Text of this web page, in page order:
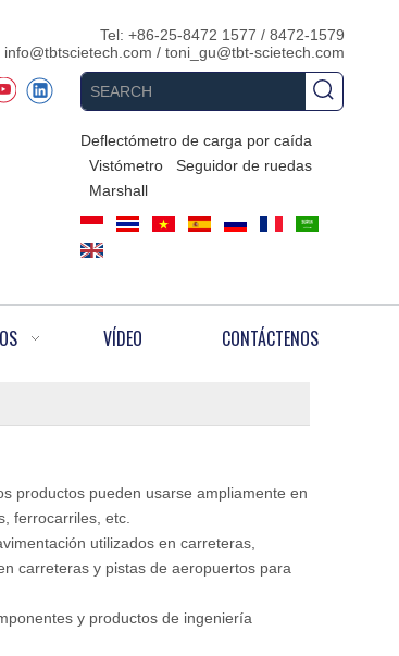
Tel: +86-25-8472 1577 / 8472-1579
info@tbtscietech.com / toni_gu@tbt-scietech.com
Deflectómetro de carga por caída
Vistómetro
Seguidor de ruedas
Marshall
VÍDEO CONTÁCTENOS
productos pueden usarse ampliamente en
ferrocarriles, etc.
utilizados en carreteras,
carreteras y pistas de aeropuertos para
y productos de ingeniería